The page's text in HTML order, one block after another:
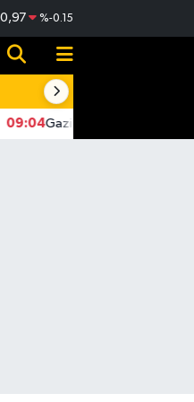
%-0.15
Resmi İlanlar
Gaziantep'te 4,5